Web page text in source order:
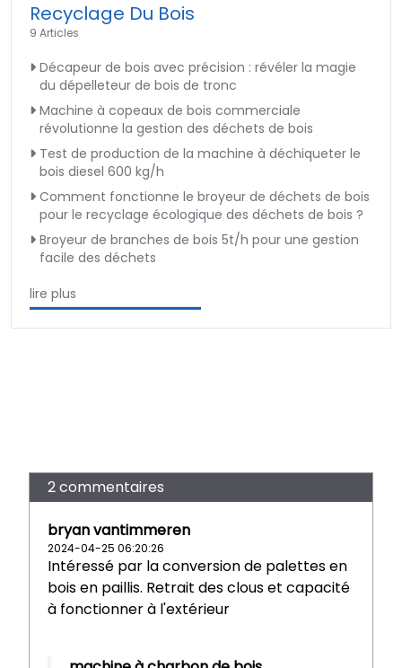
Recyclage Du Bois
9 Articles
Décapeur de bois avec précision : révéler la magie
du dépelleteur de bois de tronc
Machine à copeaux de bois commerciale
révolutionne la gestion des déchets de bois
Test de production de la machine à déchiqueter le
bois diesel 600 kg/h
Comment fonctionne le broyeur de déchets de bois
pour le recyclage écologique des déchets de bois ?
Broyeur de branches de bois 5t/h pour une gestion
facile des déchets
lire plus
2 commentaires
bryan vantimmeren
2024-04-25 06:20:26
Intéressé par la conversion de palettes en
bois en paillis. Retrait des clous et capacité
à fonctionner à l'extérieur